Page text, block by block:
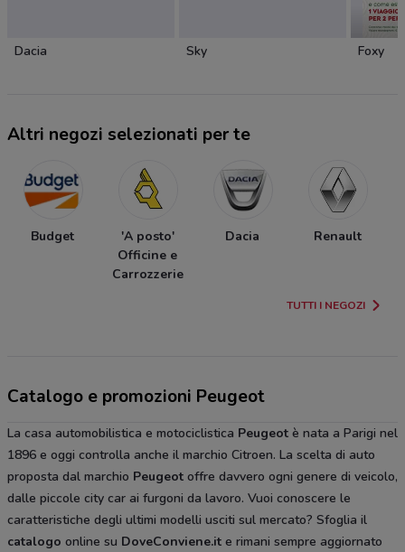
Dacia Sky Foxy
Altri negozi selezionati per te
Budget
'A posto'
Officine e
Carrozzerie
Dacia Renault
TUTTI I NEGOZI
Catalogo e promozioni Peugeot
La casa automobilistica e motociclistica Peugeot è nata a Parigi nel
1896 e oggi controlla anche il marchio Citroen. La scelta di auto
proposta dal marchio Peugeot offre davvero ogni genere di veicolo,
dalle piccole city car ai furgoni da lavoro. Vuoi conoscere le
caratteristiche degli ultimi modelli usciti sul mercato? Sfoglia il
catalogo online su DoveConviene.it e rimani sempre aggiornato